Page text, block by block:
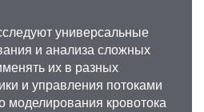
универсальные
и анализа сложных
их в разных
и управления потоками
моделирования кровотока